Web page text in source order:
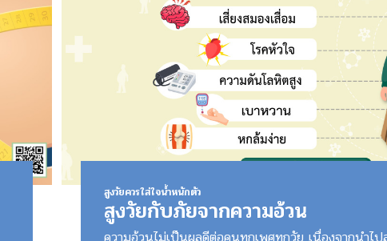
สูงวัยควรใส่ใจน้ำหนักตัว
สูงวัยกับภัยจากความอ้วน